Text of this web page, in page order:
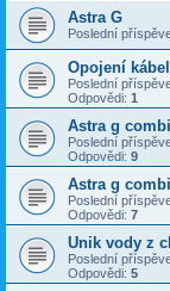
Astra G
Poslední
Opojení
Poslední
Odpovědi: 1
Astra g
Poslední
Odpovědi: 9
Astra g
Poslední
Odpovědi: 7
Unik vody z
Poslední
Odpovědi: 5